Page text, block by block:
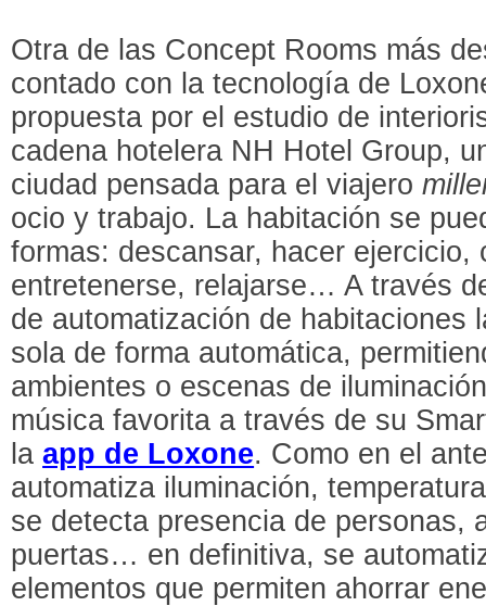
Otra de las Concept Rooms más
contado con la tecnología de
propuesta por el estudio de
cadena hotelera NH Hotel Group,
ciudad pensada para el viajero
ocio y trabajo. La habitación se
formas: descansar, hacer ejercicio,
entretenerse, relajarse… A través
de automatización de habitaciones
sola de forma automática,
ambientes o escenas de
música favorita a través de su
laapp de Loxone. Como en el
automatiza iluminación,
se detecta presencia de personas,
puertas… en definitiva, se
elementos que permiten ahorrar